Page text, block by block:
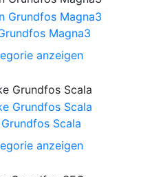
Magna3
anzeigen
Scala
anzeigen